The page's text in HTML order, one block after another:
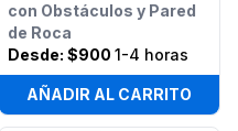
con Obstáculos y Pared
de Roca
Desde: $900 1-4 horas
AÑADIR AL CARRITO